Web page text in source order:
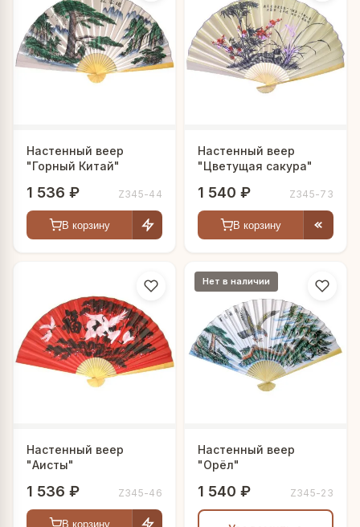
Настенный веер
"Горный Китай"
1 536 ₽ Z345-44
В корзину
Настенный веер
"Цветущая сакура"
1 540 ₽ Z345-73
В корзину
Настенный веер
"Аисты"
1 536 ₽ Z345-46
В корзину
Нет в наличии
Настенный веер
"Орёл"
1 540 ₽ Z345-23